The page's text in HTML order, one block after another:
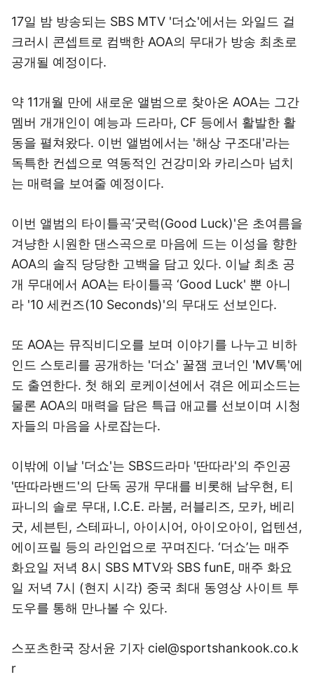
17일 밤 방송되는 SBS MTV '더쇼'에서는 와일드 걸
크러시 콘셉트로 컴백한 AOA의 무대가 방송 최초로
공개될 예정이다.
약 11개월 만에 새로운 앨범으로 찾아온 AOA는 그간
멤버 개개인이 예능과 드라마, CF 등에서 활발한 활
동을 펼쳐왔다. 이번 앨범에서는 '해상 구조대'라는
독특한 컨셉으로 역동적인 건강미와 카리스마 넘치
는 매력을 보여줄 예정이다.
이번 앨범의 타이틀곡‘굿럭(Good Luck)'은 초여름을
겨냥한 시원한 댄스곡으로 마음에 드는 이성을 향한
AOA의 솔직 당당한 고백을 담고 있다. 이날 최초 공
개 무대에서 AOA는 타이틀곡 ‘Good Luck' 뿐 아니
라 '10 세컨즈(10 Seconds)'의 무대도 선보인다.
또 AOA는 뮤직비디오를 보며 이야기를 나누고 비하
인드 스토리를 공개하는 '더쇼' 꿀잼 코너인 'MV톡'에
도 출연한다. 첫 해외 로케이션에서 겪은 에피소드는
물론 AOA의 매력을 담은 특급 애교를 선보이며 시청
자들의 마음을 사로잡는다.
이밖에 이날 '더쇼'는 SBS드라마 '딴따라'의 주인공
'딴따라밴드'의 단독 공개 무대를 비롯해 남우현, 티
파니의 솔로 무대, I.C.E. 라붐, 러블리즈, 모카, 베리
굿, 세븐틴, 스테파니, 아이시어, 아이오아이, 업텐션,
에이프릴 등의 라인업으로 꾸며진다. ‘더쇼’는 매주
화요일 저녁 8시 SBS MTV와 SBS funE, 매주 화요
일 저녁 7시 (현지 시각) 중국 최대 동영상 사이트 투
도우를 통해 만나볼 수 있다.
스포츠한국 장서윤 기자 ciel@sportshankook.co.k
r